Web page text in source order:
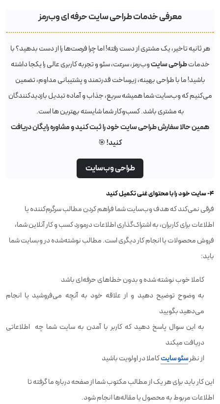
معرفی خدمات طراحی سایت حرفه ای وب‌رمز
هر ثانیه تاخیر، یک مشتری از دست رفته! اما چرا فرصت‌ها را از دست بدهید؟ با
خدماتطراحی سایتوب‌رمز، سرعت، سئو و تجربه کاربری عالی را یکجا داشته
باشید! ما با طراحی بهینه، زیرساخت قدرتمند و پشتیبانی مداوم، تضمین
می‌کنیم که وب‌سایت شما همیشه سریع، جذاب و آماده تبدیل بازدیدکنندگان
به مشتری باشد. کسب‌وکار شما شایسته بهترین ها است.
همین حالا سفارش طراحی سایت خود را ثبت کنید و مشاوره رایگان دریافت
کنید! 🎯
طراحی وب‌سایت
۴- سایت خود را با محتوای غنی تکمیل کنید
فرقی نمی‌کند که هدف وب‌سایت شما فراهم کردن مطالب سرگرم‌کننده یا
اطلاعات برای کاربران، به اشتراک‌گذاری اطلاعات درمورد کسب‌ و کار آنلاین شما،
فروش محصولات یا انجام کار دیگری است. مطالب نوشته‌شده در وبسایت شما
باید:
کاملا خوب نوشته شده و بدون خطاهای حرفه‌ای باشد
به وضوح توضیح دهید و از علاقه خود به آنچه می‌فروشید یا انجام
می‌دهید بگویید
به این سوال پاسخ دهید که کاربر با آمدن به سایت شما چه اطلاعاتی
دریافت میکند
از نظرسئو سایتکاملا در اولویت باشید
این کار باید برای هر یک از مطالب مکتوب شما از صفحه درباره ما گرفته تا
اطلاعات مربوط به محصول یا مقاله‌ها انجام شود.